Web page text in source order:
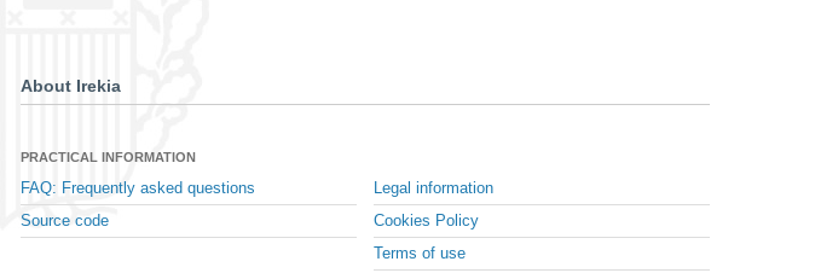
About Irekia
PRACTICAL INFORMATION
FAQ: Frequently asked questions
Source code
Legal information
Cookies Policy
Terms of use